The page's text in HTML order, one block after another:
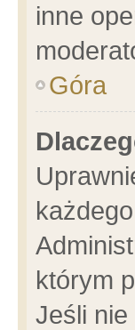
inne
Góra
którym
Jeśli nie